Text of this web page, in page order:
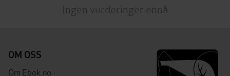
Ingen vurderinger ennå
OM OSS
Om Ebok.no